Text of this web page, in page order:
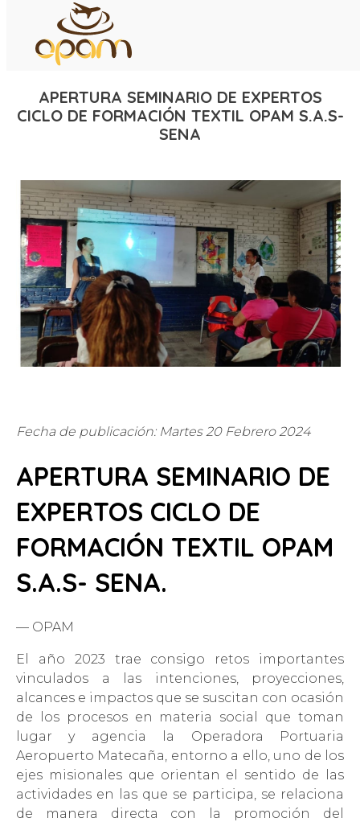
APERTURA SEMINARIO DE EXPERTOS
CICLO DE FORMACIÓN TEXTIL OPAM S.A.S-
SENA
Fecha de publicación: Martes 20 Febrero 2024
APERTURA SEMINARIO DE
EXPERTOS CICLO DE
FORMACIÓN TEXTIL OPAM
S.A.S- SENA.
— OPAM
El año 2023 trae consigo retos importantes
vinculados a las intenciones, proyecciones,
alcances e impactos que se suscitan con ocasión
de los procesos en materia social que toman
lugar y agencia la Operadora Portuaria
Aeropuerto Matecaña, entorno a ello, uno de los
ejes misionales que orientan el sentido de las
actividades en las que se participa, se relaciona
de manera directa con la promoción del